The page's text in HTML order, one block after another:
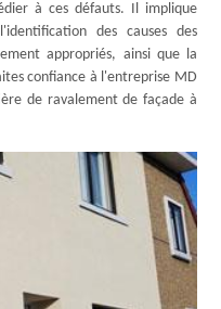
à ces défauts. Il implique
des causes des
appropriés, ainsi que la
confiance à l'entreprise MD
de ravalement de façade à